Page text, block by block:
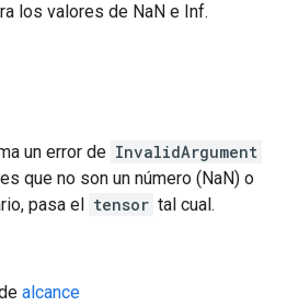
los valores de NaN e Inf.
un error de InvalidArgument
que no son un número (NaN) o
pasa el tensor tal cual.
alcance